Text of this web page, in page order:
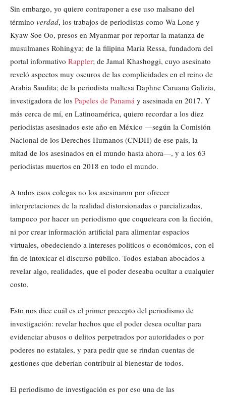
Sin embargo, yo quiero contraponer a ese uso malsano del
término verdad, los trabajos de periodistas como Wa Lone y
Kyaw Soe Oo, presos en Myanmar por reportar la matanza de
musulmanes Rohingya; de la filipina María Ressa, fundadora del
portal informativo Rappler; de Jamal Khashoggi, cuyo asesinato
reveló aspectos muy oscuros de las complicidades en el reino de
Arabia Saudita; de la periodista maltesa Daphne Caruana Galizia,
investigadora de los Papeles de Panamá y asesinada en 2017. Y
más cerca de mí, en Latinoamérica, quiero recordar a los diez
periodistas asesinados este año en México —según la Comisión
Nacional de los Derechos Humanos (CNDH) de ese país, la
mitad de los asesinados en el mundo hasta ahora—, y a los 63
periodistas muertos en 2018 en todo el mundo.
A todos esos colegas no los asesinaron por ofrecer
interpretaciones de la realidad distorsionadas o parcializadas,
tampoco por hacer un periodismo que coqueteara con la ficción,
ni por crear información artificial para alimentar espacios
virtuales, obedeciendo a intereses políticos o económicos, con el
fin de intoxicar el discurso público. Todos estaban abocados a
revelar algo, realidades, que el poder deseaba ocultar a cualquier
costo.
Esto nos dice cuál es el primer precepto del periodismo de
investigación: revelar hechos que el poder desea ocultar para
evidenciar abusos o delitos perpetrados por autoridades o por
poderes no estatales, y para pedir que se rindan cuentas de
gestiones que deberían contribuir al bienestar de todos.
El periodismo de investigación es por eso una de las